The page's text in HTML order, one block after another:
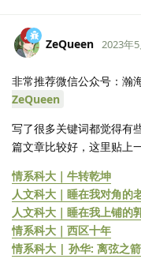
ZeQueen 2023年
非常推荐微信公众号：瀚
ZeQueen
写了很多关键词都觉得有
篇文章比较好，这里贴上
情系科大｜牛转乾坤
人文科大｜睡在我对角的
人文科大｜睡在我上铺的
情系科大｜西区十年
情系科大 | 孙华: 离弦之